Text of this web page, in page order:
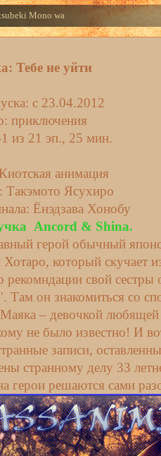
Mono wa
Тебе не уйти
c 23.04.2012
приключения
из 21 эп., 25 мин.
анимация
Такэмото Ясухиро
Ёнэдзава Хонобу
Ancord & Shina.
герой обычный
который скучает
свой сестры
Там он знакомиться со
– девочкой
не было известно! И
записи,
странному делу 33
герои решаются сами